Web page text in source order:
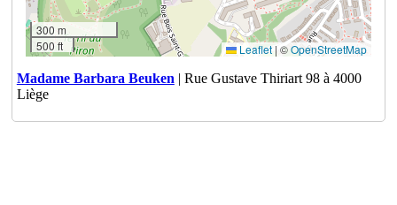
300 m
500 ft
Leaflet | ©OpenStreetMap
Madame Barbara Beuken | Rue Gustave Thiriart 98 à 4000
Liège